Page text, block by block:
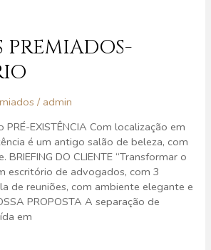
PREMIADOS-
/ admin
PRÉ-EXISTÊNCIA Com localização em
é um antigo salão de beleza, com
DO CLIENTE “Transformar o
escritório de advogados, com 3
de reuniões, com ambiente elegante e
PROPOSTA A separação de
em